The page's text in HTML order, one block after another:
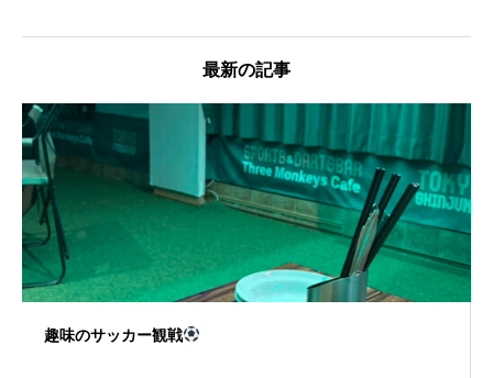
最新の記事
趣味のサッカー観戦